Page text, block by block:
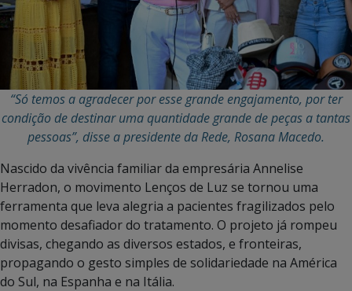
“Só temos a agradecer por esse grande engajamento, por ter
condição de destinar uma quantidade grande de peças a tantas
pessoas”, disse a presidente da Rede, Rosana Macedo.
Nascido da vivência familiar da empresária Annelise
Herradon, o movimento Lenços de Luz se tornou uma
ferramenta que leva alegria a pacientes fragilizados pelo
momento desafiador do tratamento. O projeto já rompeu
divisas, chegando as diversos estados, e fronteiras,
propagando o gesto simples de solidariedade na América
do Sul, na Espanha e na Itália.